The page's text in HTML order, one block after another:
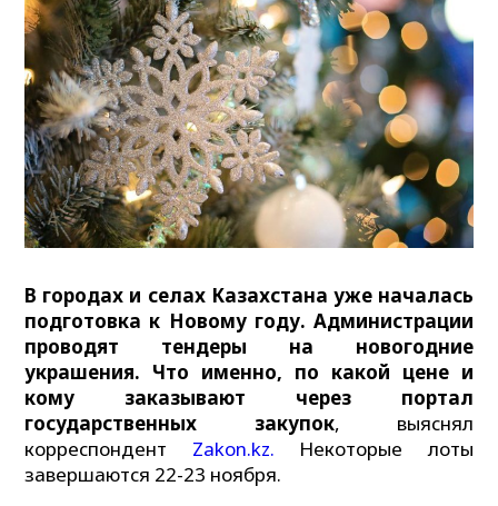
В городах и селах Казахстана уже началась
подготовка к Новому году. Администрации
проводят тендеры на новогодние
украшения. Что именно, по какой цене и
кому заказывают через портал
государственных закупок, выяснял
корреспондент Zakon.kz. Некоторые лоты
завершаются 22-23 ноября.